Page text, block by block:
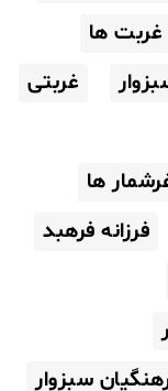
غربت ها
غربتی
ها
فرزانه فرهبد
سبزوار